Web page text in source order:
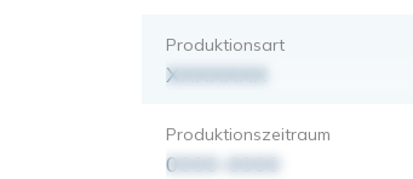
Produktionsart
XXXXXXX
Produktionszeitraum
0000-0000